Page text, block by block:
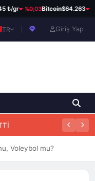
₺/gr %0,03Bitcoin$64.263
TR Giriş Yap
Voleybol mu?